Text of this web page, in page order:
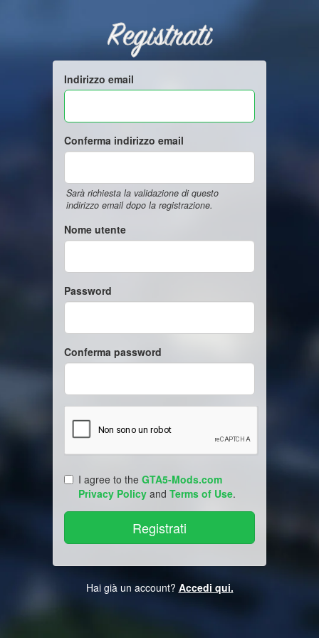
Registrati
Indirizzo email
Conferma indirizzo email
Sarà richiesta la validazione di questo
indirizzo email dopo la registrazione.
Nome utente
Password
Conferma password
I agree to the GTA5-Mods.com
Privacy Policy and Terms of Use.
Hai già un account? Accedi qui.